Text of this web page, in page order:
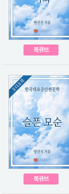
북큐브
북큐브